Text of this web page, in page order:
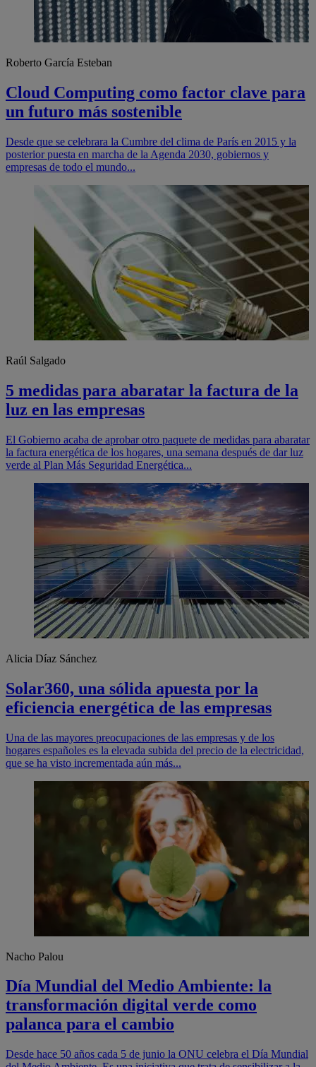
Roberto García Esteban
Cloud Computing como factor clave para
un futuro más sostenible
Desde que se celebrara la Cumbre del clima de París en 2015 y la
posterior puesta en marcha de la Agenda 2030, gobiernos y
empresas de todo el mundo...
Raúl Salgado
5 medidas para abaratar la factura de la
luz en las empresas
El Gobierno acaba de aprobar otro paquete de medidas para abaratar
la factura energética de los hogares, una semana después de dar luz
verde al Plan Más Seguridad Energética...
Alicia Díaz Sánchez
Solar360, una sólida apuesta por la
eficiencia energética de las empresas
Una de las mayores preocupaciones de las empresas y de los
hogares españoles es la elevada subida del precio de la electricidad,
que se ha visto incrementada aún más...
Nacho Palou
Día Mundial del Medio Ambiente: la
transformación digital verde como
palanca para el cambio
Desde hace 50 años cada 5 de junio la ONU celebra el Día Mundial